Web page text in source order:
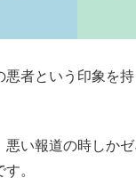
悪者という印象を
悪い報道の時しか
。